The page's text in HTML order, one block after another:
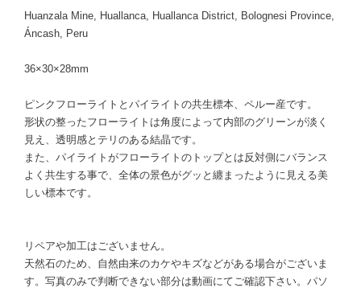
Huanzala Mine, Huallanca, Huallanca District, Bolognesi Province,
Áncash, Peru
36×30×28mm
ピンクフローライトとパイライトの共生標本、ペルー産です。
形状の整ったフローライトは角度によって内部のグリーンが淡く
見え、透明感とテリのある結晶です。
また、パイライトがフローライトのトップとは反対側にバランス
よく共生する事で、全体の景色がグッと纏まったように見える美
しい標本です。
リペアや加工はございません。
天然石のため、自然由来のカケやキズなどがある場合がございま
す。写真のみで判断できない部分は動画にてご確認下さい。パソ